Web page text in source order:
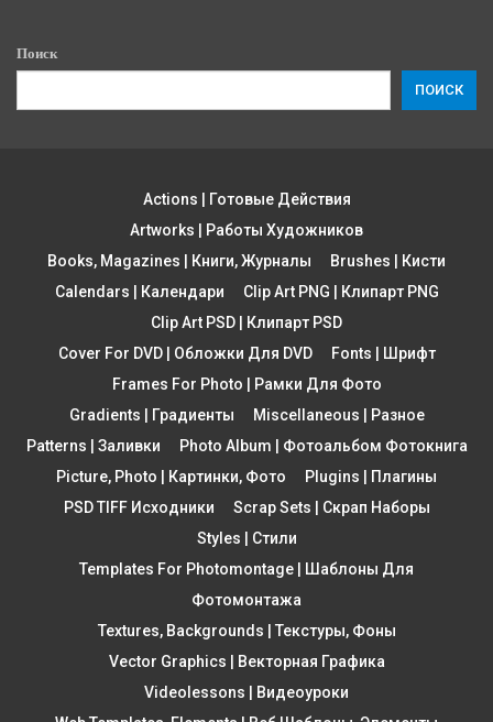
Поиск
ПОИСК
Actions | Готовые Действия
Artworks | Работы Художников
Books, Magazines | Книги, Журналы
Brushes | Кисти
Calendars | Календари
Clip Art PNG | Клипарт PNG
Clip Art PSD | Клипарт PSD
Cover For DVD | Обложки Для DVD
Fonts | Шрифт
Frames For Photo | Рамки Для Фото
Gradients | Градиенты
Miscellaneous | Разное
Patterns | Заливки
Photo Album | Фотоальбом Фотокнига
Picture, Photo | Картинки, Фото
Plugins | Плагины
PSD TIFF Исходники
Scrap Sets | Скрап Наборы
Styles | Стили
Templates For Photomontage | Шаблоны Для
Фотомонтажа
Textures, Backgrounds | Текстуры, Фоны
Vector Graphics | Векторная Графика
Videolessons | Видеоуроки